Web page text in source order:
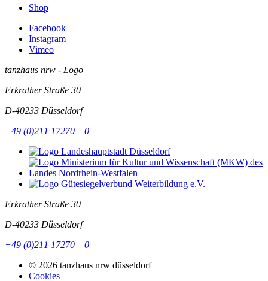
Shop
Facebook
Instagram
Vimeo
tanzhaus nrw - Logo
Erkrather Straße 30
D-40233 Düsseldorf
+49 (0)211 17270 – 0
Erkrather Straße 30
D-40233 Düsseldorf
+49 (0)211 17270 – 0
© 2026 tanzhaus nrw düsseldorf
Cookies